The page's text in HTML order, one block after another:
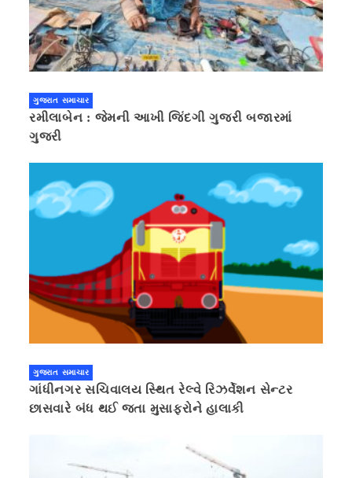
ગુજરાત સમાચાર
રમીલાબેન : જેમની આખી જિંદગી ગુજરી બજારમાં
ગુજરી
ગુજરાત સમાચાર
ગાંધીનગર સચિવાલય સ્થિત રેલ્વે રિઝર્વેશન સેન્ટર
છાસવારે બંધ થઈ જતા મુસાફરોને હાલાકી